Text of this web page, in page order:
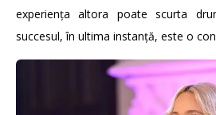
experiența altora poate scurta
succesul, în ultima instanță, este o